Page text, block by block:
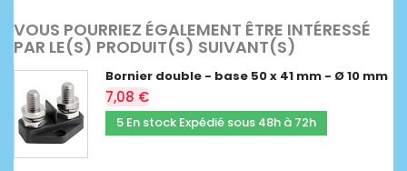
VOUS POURRIEZ ÉGALEMENT ÊTRE INTÉRESSÉ
PAR LE(S) PRODUIT(S) SUIVANT(S)
Bornier double - base 50 x 41 mm - Ø 10 mm
7,08 €
5 En stock Expédié sous 48h à 72h